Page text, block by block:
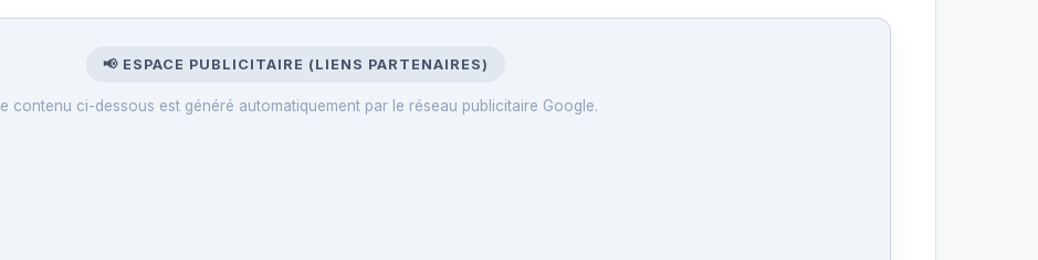
📢 ESPACE PUBLICITAIRE (LIENS PARTENAIRES)
Le contenu ci-dessous est généré automatiquement par le réseau publicitaire Google.